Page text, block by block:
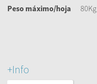
Peso máximo/hoja
80Kg
+Info